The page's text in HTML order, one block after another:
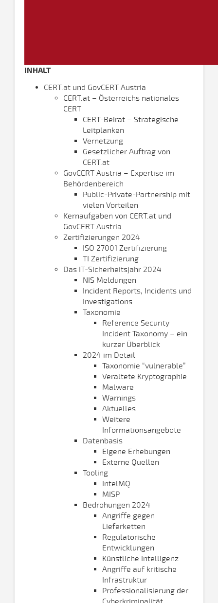
INHALT
CERT.at und GovCERT Austria
CERT.at – Österreichs nationales
CERT
CERT-Beirat – Strategische
Leitplanken
Vernetzung
Gesetzlicher Auftrag von
CERT.at
GovCERT Austria – Expertise im
Behördenbereich
Public-Private-Partnership mit
vielen Vorteilen
Kernaufgaben von CERT.at und
GovCERT Austria
Zertifizierungen 2024
ISO 27001 Zertifizierung
TI Zertifizierung
Das IT-Sicherheitsjahr 2024
NIS Meldungen
Incident Reports, Incidents und
Investigations
Taxonomie
Reference Security
Incident Taxonomy – ein
kurzer Überblick
2024 im Detail
Taxonomie “vulnerable”
Veraltete Kryptographie
Malware
Warnings
Aktuelles
Weitere
Informationsangebote
Datenbasis
Eigene Erhebungen
Externe Quellen
Tooling
IntelMQ
MISP
Bedrohungen 2024
Angriffe gegen
Lieferketten
Regulatorische
Entwicklungen
Künstliche Intelligenz
Angriffe auf kritische
Infrastruktur
Professionalisierung der